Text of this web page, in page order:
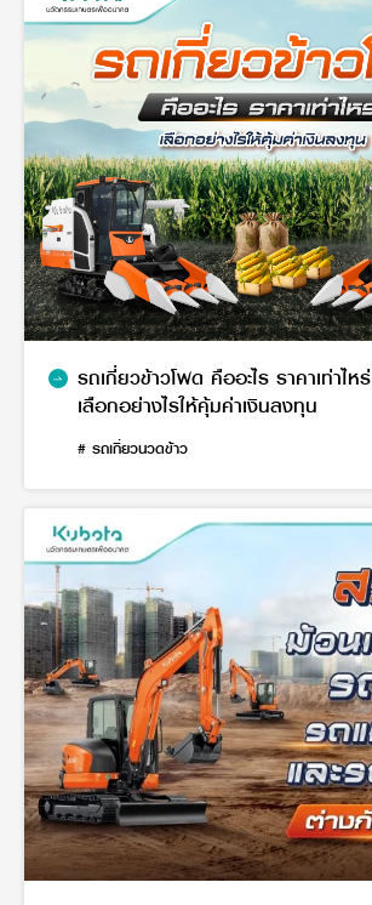
รถเกี่ยวข้าวโพด คืออะไร ราคาเท่าไหร่
เลือกอย่างไรให้คุ้มค่าเงินลงทุน
# รถเกี่ยวนวดข้าว